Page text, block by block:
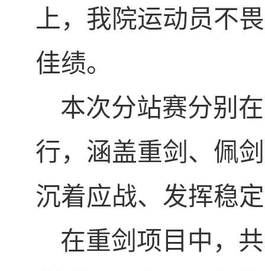
上，我院运动员不
佳绩。
本次分站赛分别
行，涵盖重剑、佩
沉着应战、发挥稳
在重剑项目中，